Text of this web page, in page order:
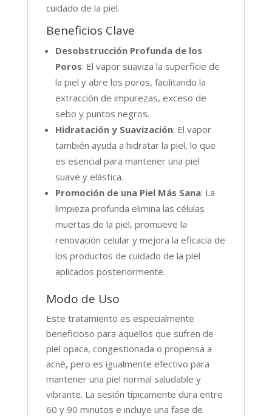
cuidado de la piel.
Beneficios Clave
Desobstrucción Profunda de los
Poros: El vapor suaviza la superficie de
la piel y abre los poros, facilitando la
extracción de impurezas, exceso de
sebo y puntos negros.
Hidratación y Suavización: El vapor
también ayuda a hidratar la piel, lo que
es esencial para mantener una piel
suave y elástica.
Promoción de una Piel Más Sana: La
limpieza profunda elimina las células
muertas de la piel, promueve la
renovación celular y mejora la eficacia de
los productos de cuidado de la piel
aplicados posteriormente.
Modo de Uso
Este tratamiento es especialmente
beneficioso para aquellos que sufren de
piel opaca, congestionada o propensa a
acné, pero es igualmente efectivo para
mantener una piel normal saludable y
vibrante. La sesión típicamente dura entre
60 y 90 minutos e incluye una fase de